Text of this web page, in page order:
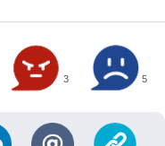
3 5